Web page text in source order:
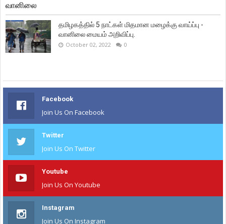
வானிலை
தமிழகத்தில் 5 நாட்கள் மிதமான மழைக்கு வாய்ப்பு -
வானிலை மையம் அறிவிப்பு.
October 02, 2022 0
Facebook
Join Us On Facebook
Twitter
Join Us On Twitter
Youtube
Join Us On Youtube
Instagram
Join Us On Instagram